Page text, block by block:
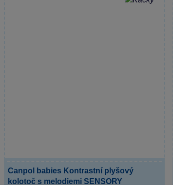
Canpol babies Kontrastní plyšový
kolotoč s melodiemi SENSORY